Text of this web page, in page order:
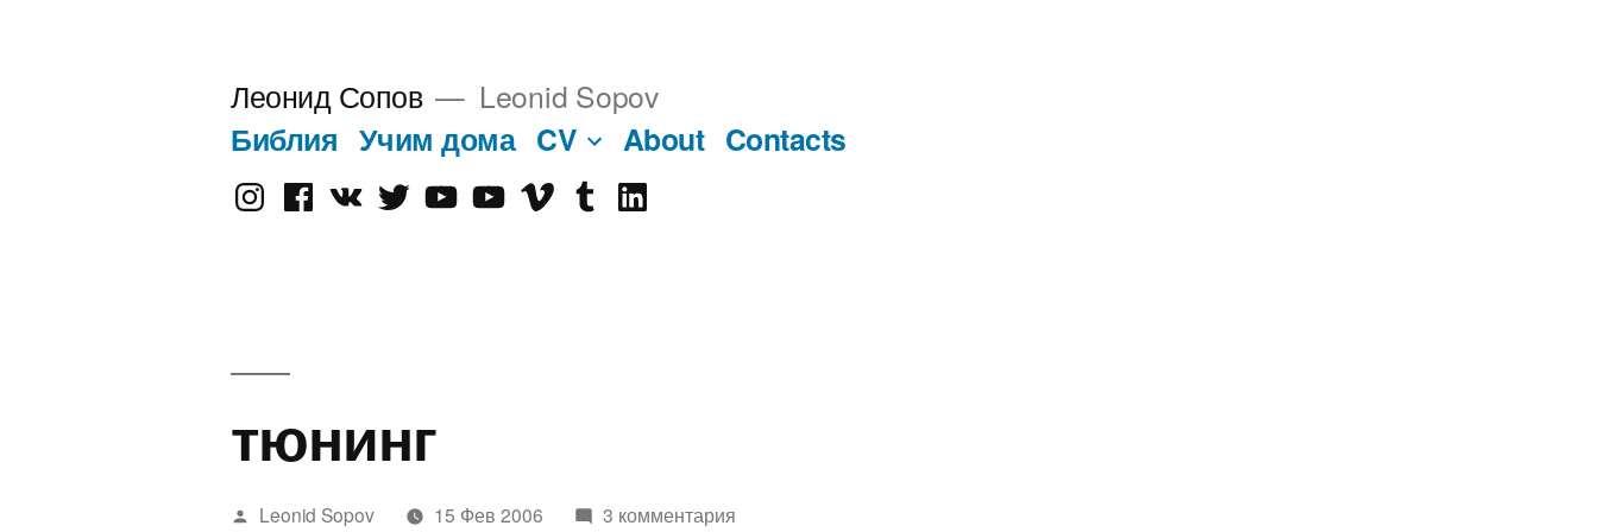
Леонид Сопов Leonid Sopov
Библия Учим дома CV About Contacts
InstagramFacebook
VK TwitterYoutube
Old Vimeotumblrlinkedin
тюнинг
Написано
Leonid Sopov 15 Фев 2006 3 комментария